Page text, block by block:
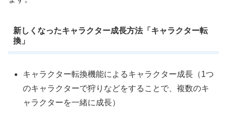
新しくなったキャラクター成長方法「キャラクター転
換」
キャラクター転換機能によるキャラクター成長（1つ
のキャラクターで狩りなどをすることで、複数のキ
ャラクターを一緒に成長）